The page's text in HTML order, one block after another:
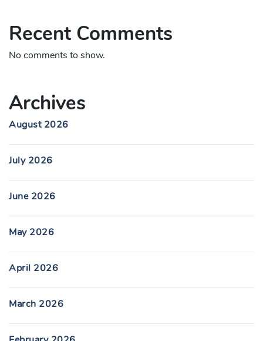
Recent Comments
No comments to show.
Archives
August 2026
July 2026
June 2026
May 2026
April 2026
March 2026